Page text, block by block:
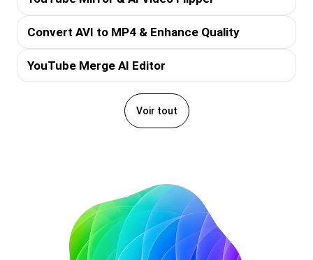
Convert AVI to MP4 & Enhance Quality
YouTube Merge AI Editor
Voir tout